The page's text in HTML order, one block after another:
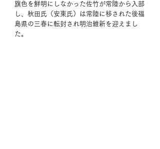
旗色を鮮明にしなかった佐竹が常陸から入部
し、秋田氏（安東氏）は常陸に移された後福
島県の三春に転封され明治維新を迎えまし
た。